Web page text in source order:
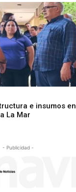
e insumos en
La Mar
- Publicidad -